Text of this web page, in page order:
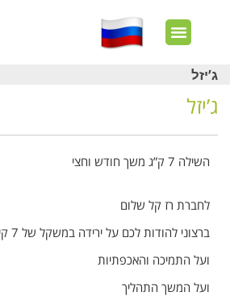
ג’יזל
ג’יזל
השילה 7 ק”ג משך חודש וחצי
לחברת רז קל שלום
ברצוני להודות לכם על ירידה במשקל של 7 קילו בזמן של חודש וחצי
ועל התמיכה והאכפתיות
ועל המשך התהליך